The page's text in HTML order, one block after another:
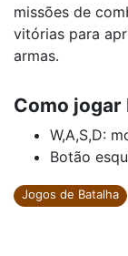
missões de
vitórias para
armas.
Como jogar
W,A,S,D:
Botão
Jogos de Batalha